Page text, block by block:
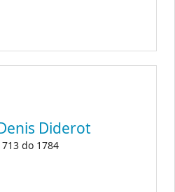
Diderot
do 1784